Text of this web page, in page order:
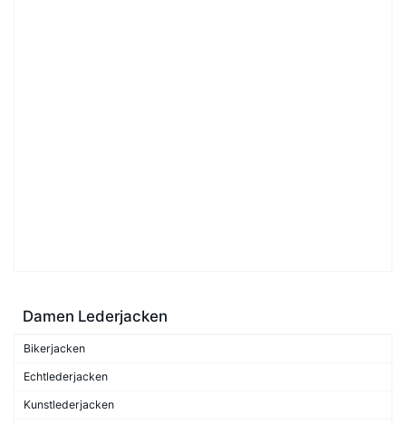
Damen Lederjacken
Bikerjacken
Echtlederjacken
Kunstlederjacken